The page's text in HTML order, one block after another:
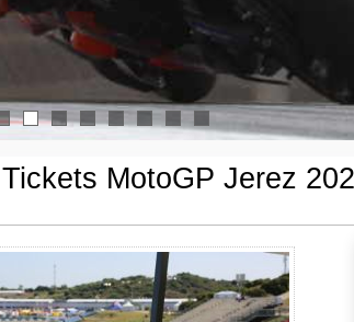
3 4
MotoGP Jerez